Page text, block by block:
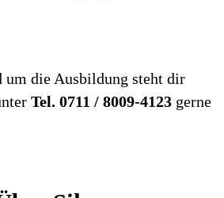
um die Ausbildung steht dir
Tel. 0711 / 8009-4123 gerne